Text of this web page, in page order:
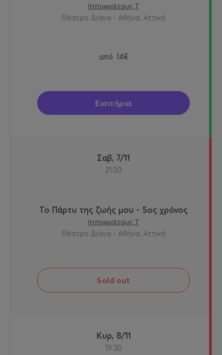
Ιπποκράτους 7
Θέατρο Διάνα - Αθήνα, Αττική
από 14€
Εισιτήρια
Σαβ, 7/11
21:00
Το Πάρτυ της ζωής μου - 5ος χρόνος
Ιπποκράτους 7
Θέατρο Διάνα - Αθήνα, Αττική
Sold out
Κυρ, 8/11
19:30